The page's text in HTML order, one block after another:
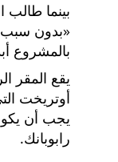
بينما طالب
بدون سبب
بالمشروع
يقع المقر
أوتريخت
يجب أن
رابوبانك.